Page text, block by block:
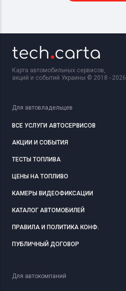
Карта автомобильных сервисов,
акций и событий Украины © 2018 - 2026
Для автовладельцев
ВСЕ УСЛУГИ АВТОСЕРВИСОВ
АКЦИИ И СОБЫТИЯ
ТЕСТЫ ТОПЛИВА
ЦЕНЫ НА ТОПЛИВО
КАМЕРЫ ВИДЕОФИКСАЦИИ
КАТАЛОГ АВТОМОБИЛЕЙ
ПРАВИЛА И ПОЛИТИКА КОНФ.
ПУБЛИЧНЫЙ ДОГОВОР
Для автокомпаний